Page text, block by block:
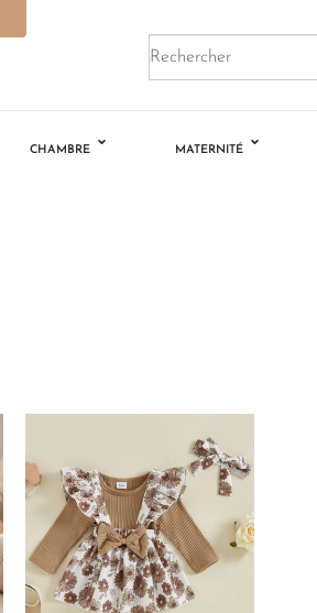
CHAMBRE MATERNITÉ
Ajouter
à la
souhaits